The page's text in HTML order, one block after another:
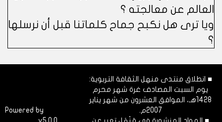
العالم عن معالجته ؟
ويا ترى هل نكبح جماح كلماتنا قبل أن نرسلها
؟
■ انطلاق منتدى منهل الثقافة التربوية:
يوم السبت المصادف غرة شهر محرم
1428هـ، الموافق العشرون من شهر يناير
2007م.
Powered by